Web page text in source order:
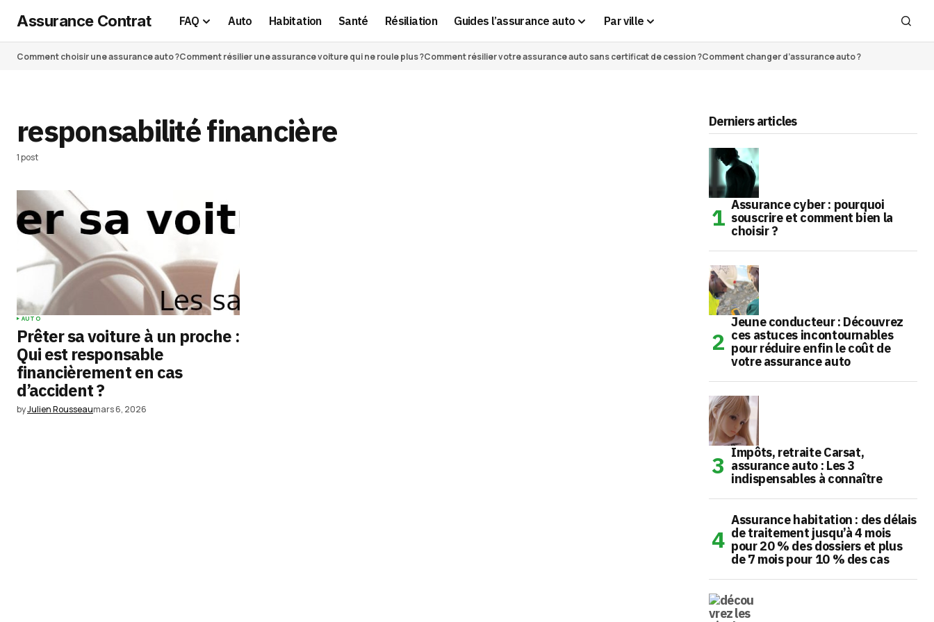
Assurance Contrat FAQ Auto Habitation Santé Résiliation Guides l’assurance auto Par ville
Comment choisir une assurance auto ?Comment résilier une assurance voiture qui ne roule plus ?Comment résilier votre assurance auto sans certificat de cession ?Comment changer d’assurance auto ?
responsabilité financière
1 post
AUTO
Prêter sa voiture à un proche :
Qui est responsable
financièrement en cas
d’accident ?
byJulien Rousseaumars 6, 2026
Derniers articles
Assurance cyber : pourquoi
souscrire et comment bien la
choisir ?
Jeune conducteur : Découvrez
ces astuces incontournables
pour réduire enfin le coût de
votre assurance auto
Impôts, retraite Carsat,
assurance auto : Les 3
indispensables à connaître
Assurance habitation : des délais
de traitement jusqu’à 4 mois
pour 20 % des dossiers et plus
de 7 mois pour 10 % des cas